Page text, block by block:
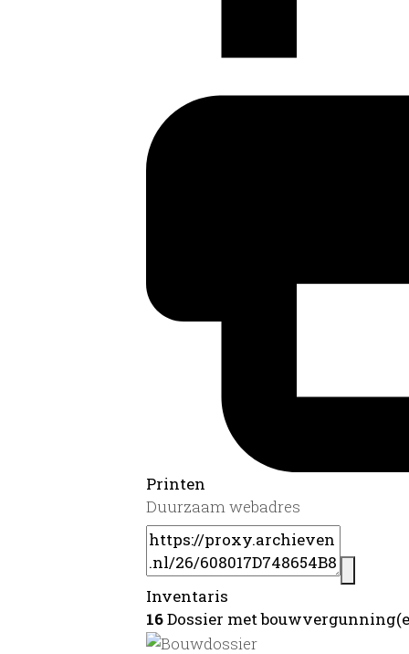
Printen
Duurzaam webadres
Inventaris
16Dossier met